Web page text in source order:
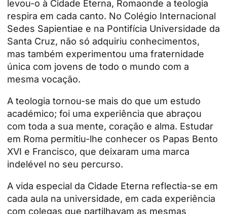
levou-o à Cidade Eterna, Romaonde a teologia
respira em cada canto. No Colégio Internacional
Sedes Sapientiae e na Pontifícia Universidade da
Santa Cruz, não só adquiriu conhecimentos,
mas também experimentou uma fraternidade
única com jovens de todo o mundo com a
mesma vocação.
A teologia tornou-se mais do que um estudo
académico; foi uma experiência que abraçou
com toda a sua mente, coração e alma. Estudar
em Roma permitiu-lhe conhecer os Papas Bento
XVI e Francisco, que deixaram uma marca
indelével no seu percurso.
A vida especial da Cidade Eterna reflectia-se em
cada aula na universidade, em cada experiência
com colegas que partilhavam as mesmas